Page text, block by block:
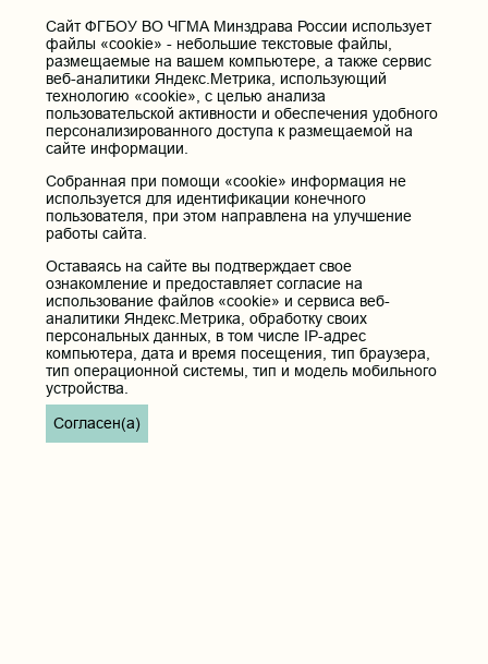
Полезные ссылки
Министерство здравоохранения РФ
Горячая линия для обращений в Министерство
здравоохранения Российской Федерации
Министерство науки и высшего образования РФ
Министерство просвещения Российской Федерации
Единая коллекция цифровых образовательных ресурсов
ФГБОУ ВО "Пензенский государственный университет"
Кафедра терапия
Контактные данные и телефоны
Федеральное государственное бюджетное образовательное
учреждение высшего образования «Читинская
государственная медицинская академия» Министерства
здравоохранения Российской Федерации
672000, Российская Федерация, Забайкальский край, г. Чита, ул.
Cайт ФГБОУ ВО ЧГМА Минздрава России использует
файлы «cookie» - небольшие текстовые файлы,
размещаемые на вашем компьютере, а также сервис
веб-аналитики Яндекс.Метрика, использующий
технологию «cookie», с целью анализа
пользовательской активности и обеспечения удобного
персонализированного доступа к размещаемой на
сайте информации.
Собранная при помощи «cookie» информация не
используется для идентификации конечного
пользователя, при этом направлена на улучшение
работы сайта.
Оставаясь на сайте вы подтверждает свое
ознакомление и предоставляет согласие на
использование файлов «cookie» и сервиса веб-
аналитики Яндекс.Метрика, обработку своих
персональных данных, в том числе IP-адрес
компьютера, дата и время посещения, тип браузера,
тип операционной системы, тип и модель мобильного
устройства.
Согласен(а)